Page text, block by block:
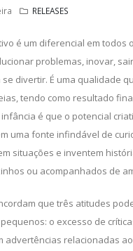
RELEASES
é um diferencial em todos
problemas, inovar,
divertir. É uma qualidade
tendo como resultado
é que o potencial
uma fonte infindável de
situações e inventem
ou acompanhados de
que três atitudes
o excesso de
advertências relacionadas